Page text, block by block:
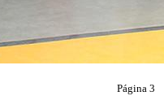
Página 3